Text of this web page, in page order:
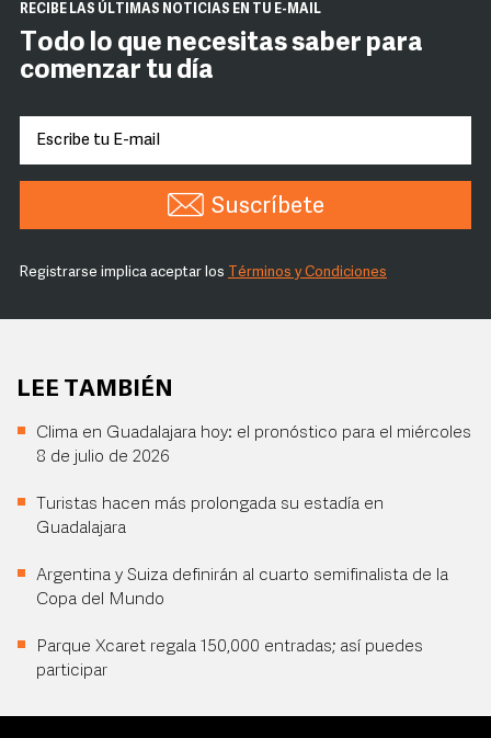
RECIBE LAS ÚLTIMAS NOTICIAS EN TU E-MAIL
Todo lo que necesitas saber para
comenzar tu día
Suscríbete
Registrarse implica aceptar los Términos y Condiciones
LEE TAMBIÉN
Clima en Guadalajara hoy: el pronóstico para el miércoles
8 de julio de 2026
Turistas hacen más prolongada su estadía en
Guadalajara
Argentina y Suiza definirán al cuarto semifinalista de la
Copa del Mundo
Parque Xcaret regala 150,000 entradas; así puedes
participar